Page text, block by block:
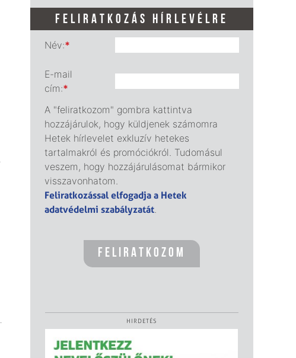
FELIRATKOZÁS HÍRLEVÉLRE
Név:*
E-mail
cím:*
A "feliratkozom" gombra kattintva
hozzájárulok, hogy küldjenek számomra
Hetek hírlevelet exkluzív hetekes
tartalmakról és promóciókról. Tudomásul
veszem, hogy hozzájárulásomat bármikor
visszavonhatom.
Feliratkozással elfogadja a Hetek
adatvédelmi szabályzatát.
HIRDETÉS